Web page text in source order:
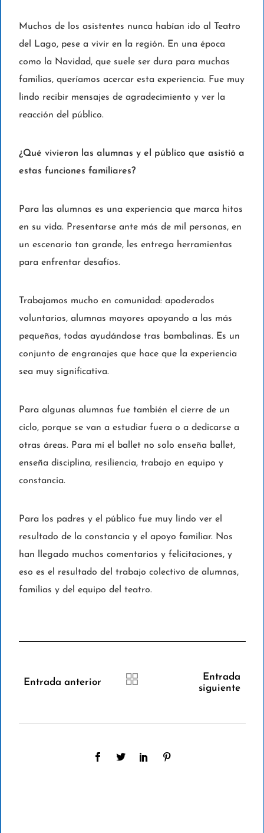
Muchos de los asistentes nunca habían ido al Teatro
del Lago, pese a vivir en la región. En una época
como la Navidad, que suele ser dura para muchas
familias, queríamos acercar esta experiencia. Fue muy
lindo recibir mensajes de agradecimiento y ver la
reacción del público.
¿Qué vivieron las alumnas y el público que asistió a
estas funciones familiares?
Para las alumnas es una experiencia que marca hitos
en su vida. Presentarse ante más de mil personas, en
un escenario tan grande, les entrega herramientas
para enfrentar desafíos.
Trabajamos mucho en comunidad: apoderados
voluntarios, alumnas mayores apoyando a las más
pequeñas, todas ayudándose tras bambalinas. Es un
conjunto de engranajes que hace que la experiencia
sea muy significativa.
Para algunas alumnas fue también el cierre de un
ciclo, porque se van a estudiar fuera o a dedicarse a
otras áreas. Para mí el ballet no solo enseña ballet,
enseña disciplina, resiliencia, trabajo en equipo y
constancia.
Para los padres y el público fue muy lindo ver el
resultado de la constancia y el apoyo familiar. Nos
han llegado muchos comentarios y felicitaciones, y
eso es el resultado del trabajo colectivo de alumnas,
familias y del equipo del teatro.
Entrada anterior
Entrada
siguiente